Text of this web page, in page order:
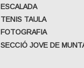
ESCALADA
TENIS TAULA
FOTOGRAFIA
SECCIÓ JOVE DE